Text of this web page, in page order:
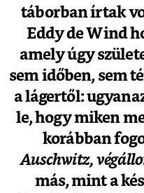
táborban írtak
Eddy de Wind
amely úgy
sem időben, sem
a lágertől:
le, hogy miken
korábban
Auschwitz,
más, mint a